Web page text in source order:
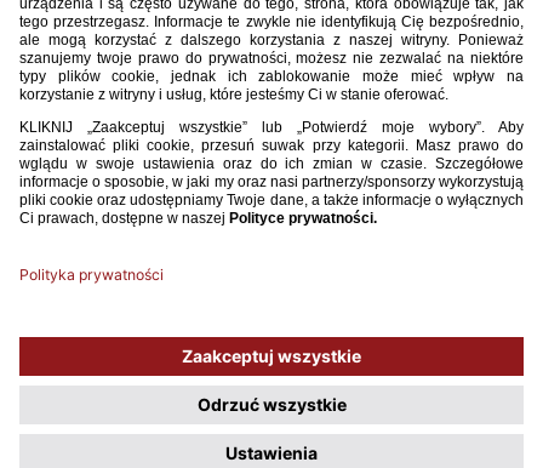
[U-21] POWOŁANIA NA MECZE ZE SŁOWACJĄ I ESTONIĄ
Selekcjoner reprezentacji Polski do lat 21 Adam Majewski ogłosił listę
zawodników powołanych na październikowe mecze: towarzyski ze
Słowacją (12.10, godz. 18:00, Koszyce) i kwalifikacji do turnieju finałowego
mistrzostw Europy z Estonią (17.10, godz. 18:00 Stalowa Wola).
15 16 17 ...
Używamy plików cookies, aby ułatwić Ci korzystanie z naszego serwisu
oraz do celów statystycznych. Jeśli nie blokujesz tych plików, to zgadzasz
się na ich użycie oraz zapisanie w pamięci urządzenia. Pamiętaj, że
możesz samodzielnie zarządzać cookies, zmieniając ustawienia
przeglądarki.
Polityka plików Cookies.